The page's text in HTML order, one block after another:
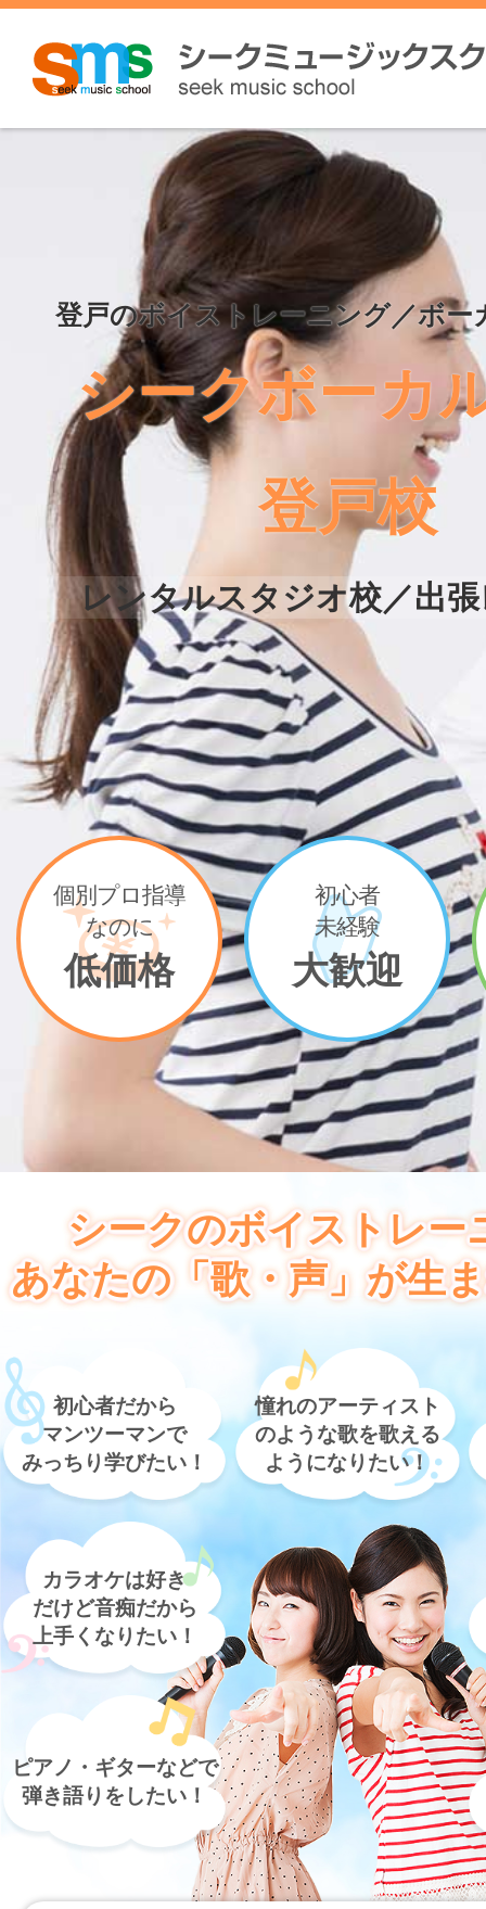
登戸のボイストレーニング／ボー
シークボーカ
登戸校
レンタルスタジオ校／出
個別プロ指導
なのに
低価格
初心者
未経験
大歓迎
シークのボイストレー
あなたの「歌・声」が生
初心者だから
マンツーマンで
みっちり学びたい！
憧れのアーティスト
のような歌を歌える
ようになりたい！
カラオケは好き
だけど音痴だから
上手くなりたい！
ピアノ・ギターなどで
弾き語りをしたい！